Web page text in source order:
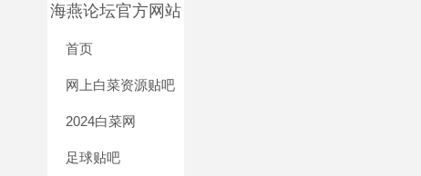
海燕论坛官方网站
首页
网上白菜资源贴吧
2024白菜网
足球贴吧